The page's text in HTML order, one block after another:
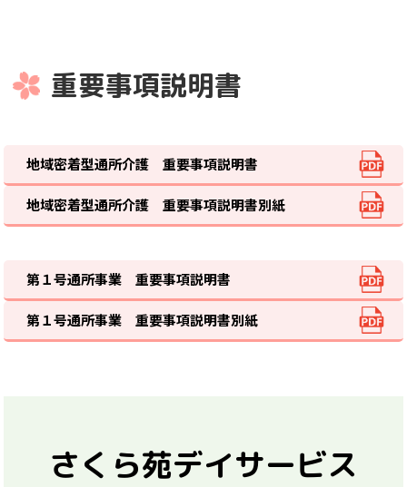
重要事項説明書
地域密着型通所介護 重要事項説明書
地域密着型通所介護 重要事項説明書別紙
第１号通所事業 重要事項説明書
第１号通所事業 重要事項説明書別紙
さくら苑デイサービス